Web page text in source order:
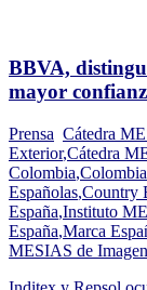
BBVA,
mayor
Prensa Cátedra
Exterior,Cátedra
Colombia,Colombia
Españolas,Country
España,Instituto
España,Marca
MESIAS de